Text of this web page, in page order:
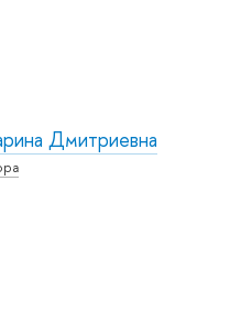
Дмитриевна